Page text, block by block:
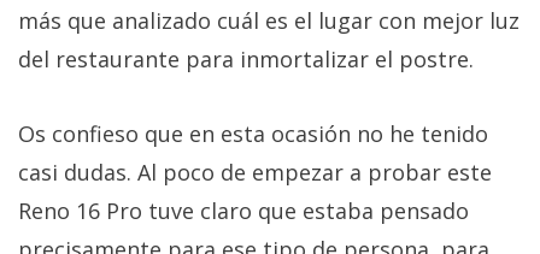
más que analizado cuál es el lugar con mejor luz
del restaurante para inmortalizar el postre.
Os confieso que en esta ocasión no he tenido
casi dudas. Al poco de empezar a probar este
Reno 16 Pro tuve claro que estaba pensado